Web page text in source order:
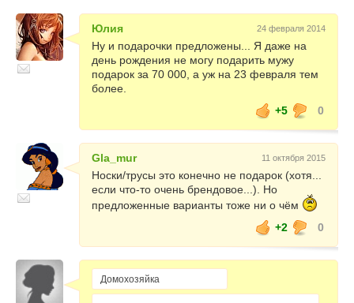
Юлия 24 февраля 2014
Ну и подарочки предложены... Я даже на
день рождения не могу подарить мужу
подарок за 70 000, а уж на 23 февраля тем
более.
+5
0
Gla_mur 11 октября 2015
Носки/трусы это конечно не подарок (хотя...
если что-то очень брендовое...). Но
предложенные варианты тоже ни о чём
+2
0